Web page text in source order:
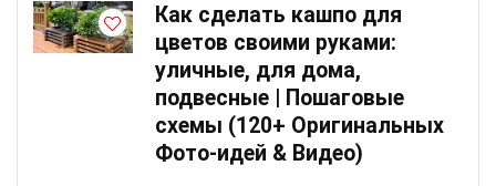
Как сделать кашпо для
цветов своими руками:
уличные, для дома,
подвесные | Пошаговые
схемы (120+ Оригинальных
Фото-идей & Видео)